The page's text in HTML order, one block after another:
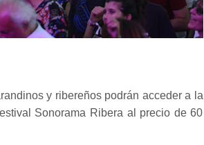
y ribereños podrán acceder a la
Sonorama Ribera al precio de 60